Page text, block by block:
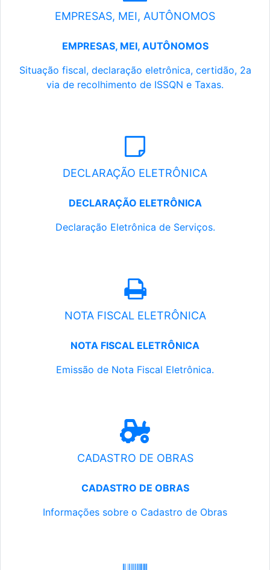
EMPRESAS, MEI, AUTÔNOMOS
EMPRESAS, MEI, AUTÔNOMOS
Situação fiscal, declaração eletrônica, certidão, 2a
via de recolhimento de ISSQN e Taxas.
DECLARAÇÃO ELETRÔNICA
DECLARAÇÃO ELETRÔNICA
Declaração Eletrônica de Serviços.
NOTA FISCAL ELETRÔNICA
NOTA FISCAL ELETRÔNICA
Emissão de Nota Fiscal Eletrônica.
CADASTRO DE OBRAS
CADASTRO DE OBRAS
Informações sobre o Cadastro de Obras